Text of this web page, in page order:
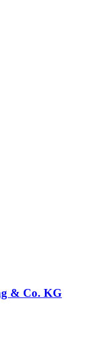
& Co. KG